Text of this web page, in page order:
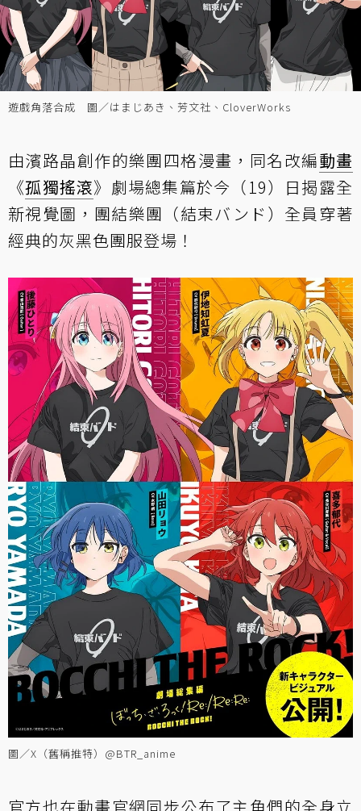
遊戲角落合成 圖／はまじあき、芳文社、CloverWorks
由濱路晶創作的樂團四格漫畫，同名改編動畫
《孤獨搖滾》劇場總集篇於今（19）日揭露全
新視覺圖，團結樂團（結束バンド）全員穿著
經典的灰黑色團服登場！
圖／X（舊稱推特）@BTR_anime